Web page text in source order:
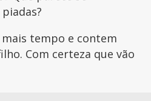
tempo e contem
Com certeza que vão